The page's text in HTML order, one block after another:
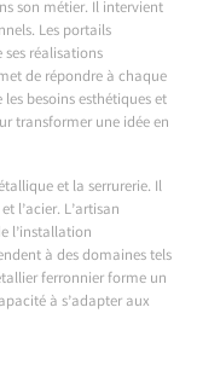
son métier. Il intervient
Les portails
réalisations
de répondre à chaque
besoins esthétiques et
transformer une idée en
et la serrurerie. Il
l’acier. L’artisan
l’installation
à des domaines tels
ferronnier forme un
à s’adapter aux